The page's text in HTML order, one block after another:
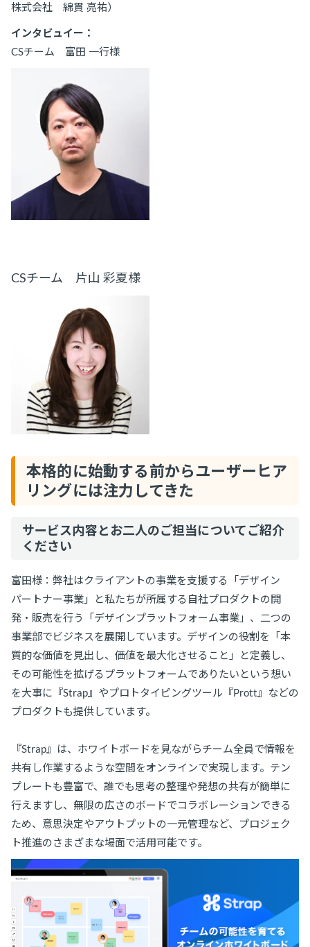
株式会社 綿貫 亮祐）
インタビュイー：
CSチーム 富田 一行様
CSチーム 片山 彩夏様
本格的に始動する前からユーザーヒア
リングには注力してきた
サービス内容とお二人のご担当についてご紹介
ください
富田様：弊社はクライアントの事業を支援する「デザイン
パートナー事業」と私たちが所属する自社プロダクトの開
発・販売を行う「デザインプラットフォーム事業」、二つの
事業部でビジネスを展開しています。デザインの役割を「本
質的な価値を見出し、価値を最大化させること」と定義し、
その可能性を拡げるプラットフォームでありたいという想い
を大事に『Strap』やプロトタイピングツール『Prott』などの
プロダクトも提供しています。
『Strap』は、ホワイトボードを見ながらチーム全員で情報を
共有し作業するような空間をオンラインで実現します。テン
プレートも豊富で、誰でも思考の整理や発想の共有が簡単に
行えますし、無限の広さのボードでコラボレーションできる
ため、意思決定やアウトプットの一元管理など、プロジェク
ト推進のさまざまな場面で活用可能です。